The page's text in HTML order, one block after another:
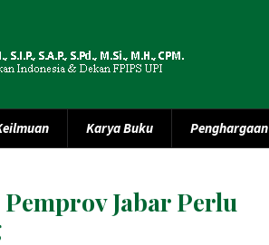
Karya Buku Penghargaan
Jabar Perlu